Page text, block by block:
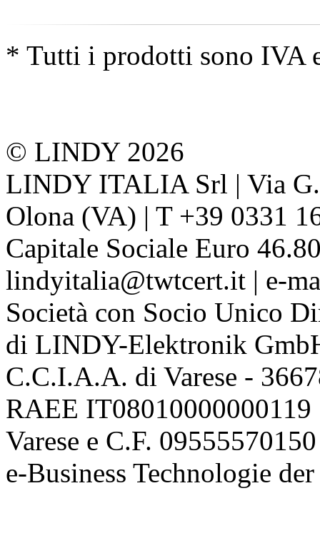
* Tutti i prodotti sono IVA
© LINDY 2026
LINDY ITALIA Srl | Via
Olona (VA) | T +39 0331
Capitale Sociale Euro
lindyitalia@twtcert.it | e-
Società con Socio Unico
di LINDY-Elektronik
C.C.I.A.A. di Varese -
RAEE
Varese e C.F. 09555570150
e-Business Technologie